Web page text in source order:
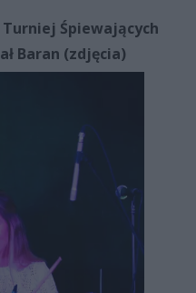
Śpiewających
Baran (zdjęcia)